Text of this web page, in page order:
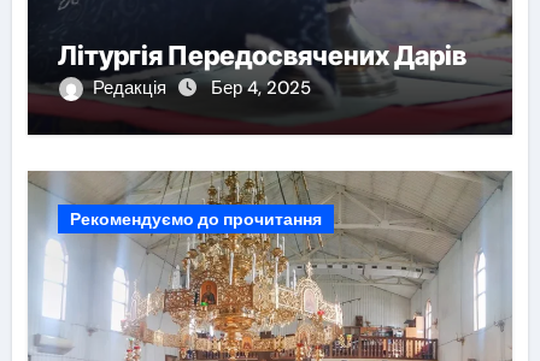
Літургія Передосвячених Дарів
Редакція Бер 4, 2025
Рекомендуємо до прочитання